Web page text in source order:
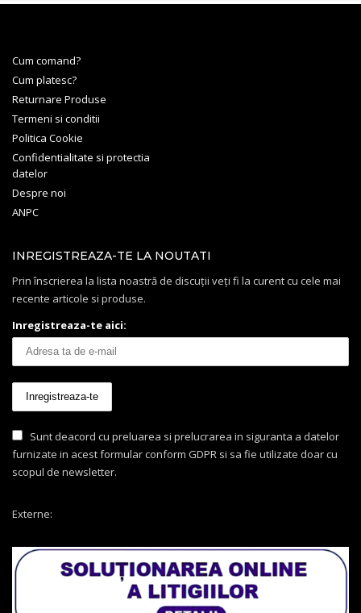
Cum comand?
Cum platesc?
Returnare Produse
Termeni si conditii
Politica Cookie
Confidentialitate si protectia
datelor
Despre noi
ANPC
INREGISTREAZA-TE LA NOUTATI
Prin înscrierea la lista noastră de discuții veți fi la curent cu cele mai
recente articole si produse.
Inregistreaza-te aici:
Sunt deacord cu preluarea si prelucrarea in siguranta a datelor
furnizate in acest formular conform GDPR si sa fie utilizate doar cu
scopul de newsletter.
Externe: